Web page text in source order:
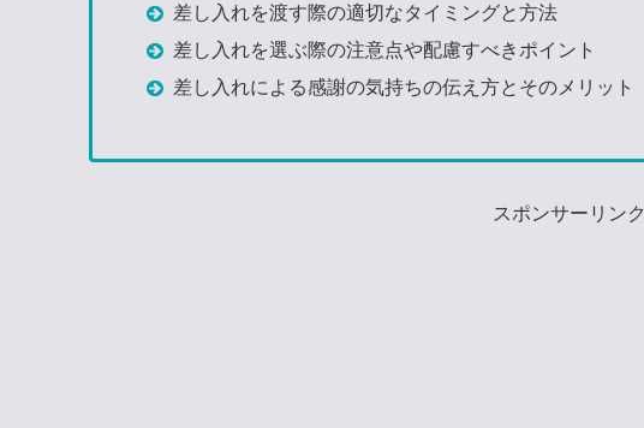
差し入れを渡す際の適切なタイミングと方法
差し入れを選ぶ際の注意点や配慮すべきポイント
差し入れによる感謝の気持ちの伝え方とそのメリット
スポンサーリンク